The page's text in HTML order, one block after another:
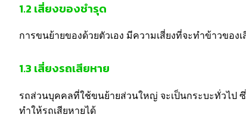
1.2 เสี่ยงของชำรุด
การขนย้ายของด้วยตัวเอง มีความเสี่ยงที่จะทำข้าวขอ
1.3 เสี่ยงรถเสียหาย
รถส่วนบุคคลที่ใช้ขนย้ายส่วนใหญ่ จะเป็นกระบะทั่วไป
ทำให้รถเสียหายได้